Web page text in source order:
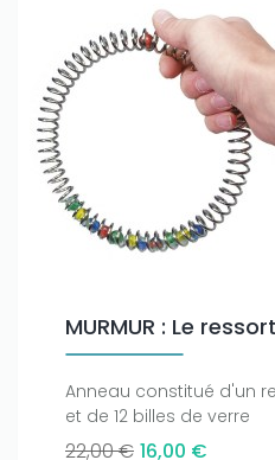
MURMUR : Le
Anneau constitué d'un
et de 12 billes de verre
22,00 € 16,00 €
Only play atJoo casino